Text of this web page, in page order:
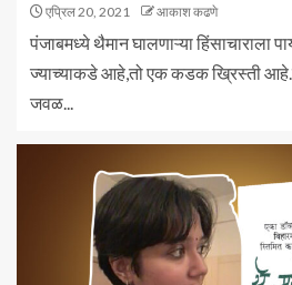
एप्रिल 20, 2021 आकाश कढणे
पंजाबमध्ये थैमान घालणाऱ्या हिंसाचाराला
ज्याच्याकडे आहे,तो एक कडक ख्रिस्ती
जवळ...